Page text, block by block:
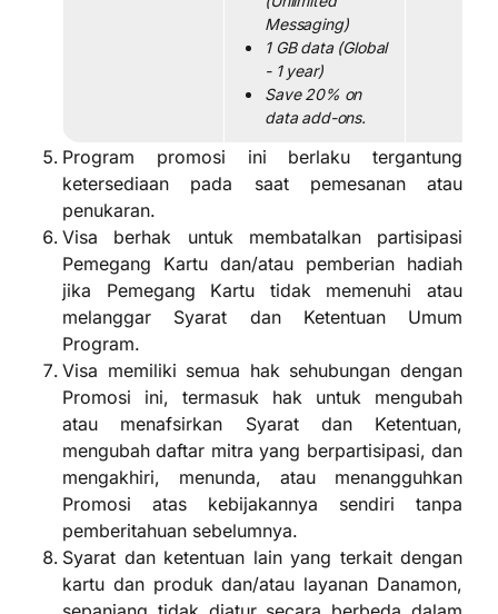
Messaging)
1 GB data (Global
- 1 year)
Save 20% on
data add-ons.
Program promosi ini berlaku tergantung
ketersediaan pada saat pemesanan atau
penukaran.
Visa berhak untuk membatalkan partisipasi
Pemegang Kartu dan/atau pemberian hadiah
jika Pemegang Kartu tidak memenuhi atau
melanggar Syarat dan Ketentuan Umum
Program.
Visa memiliki semua hak sehubungan dengan
Promosi ini, termasuk hak untuk mengubah
atau menafsirkan Syarat dan Ketentuan,
mengubah daftar mitra yang berpartisipasi, dan
mengakhiri, menunda, atau menangguhkan
Promosi atas kebijakannya sendiri tanpa
pemberitahuan sebelumnya.
Syarat dan ketentuan lain yang terkait dengan
kartu dan produk dan/atau layanan Danamon,